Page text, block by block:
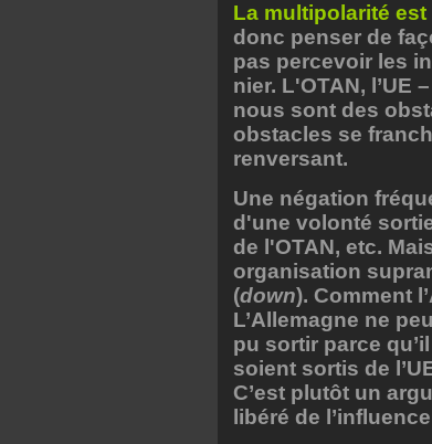
La multipolarité
donc penser de
pas percevoir les
nier. L'OTAN, l’UE
nous sont des
obstacles se
renversant.
Une négation
d'une volonté
de l'OTAN, etc.
organisation
(down). Comment
L’Allemagne ne
pu sortir parce
soient sortis de
C’est plutôt un
libéré de